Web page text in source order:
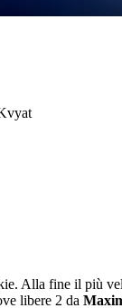
Alla fine il più
libere 2 da